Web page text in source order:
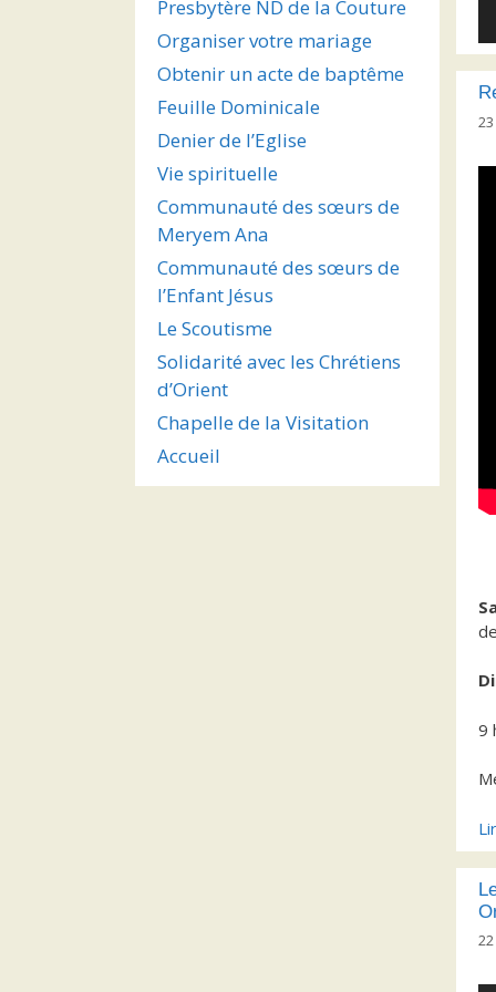
9
Presbytère ND de la Couture
Organiser votre mariage
Obtenir un acte de baptême
Feuille Dominicale
Denier de l’Eglise
Vie spirituelle
Communauté des sœurs de
Meryem Ana
Communauté des sœurs de
l’Enfant Jésus
Le Scoutisme
Solidarité avec les Chrétiens
d’Orient
Chapelle de la Visitation
Accueil